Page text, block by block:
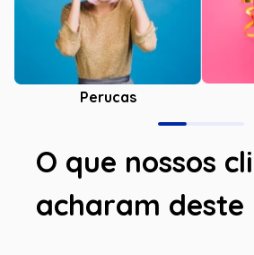
Perucas
O que nossos
acharam